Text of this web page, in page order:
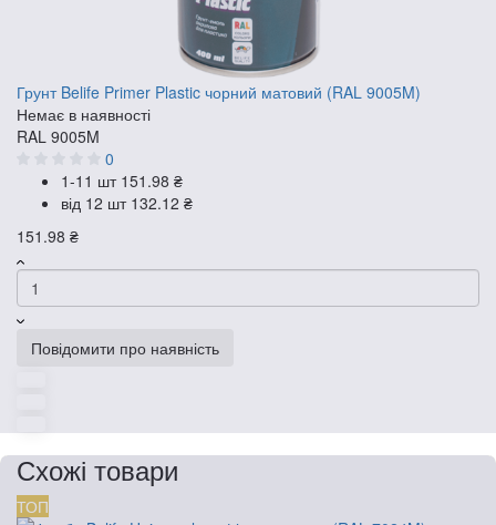
Грунт Belife Primer Plastic чорний матовий (RAL 9005M)
Немає в наявності
RAL 9005M
0
1-11 шт 151.98 ₴
від 12 шт 132.12 ₴
151.98 ₴
Повідомити про наявність
Схожі товари
ТОП